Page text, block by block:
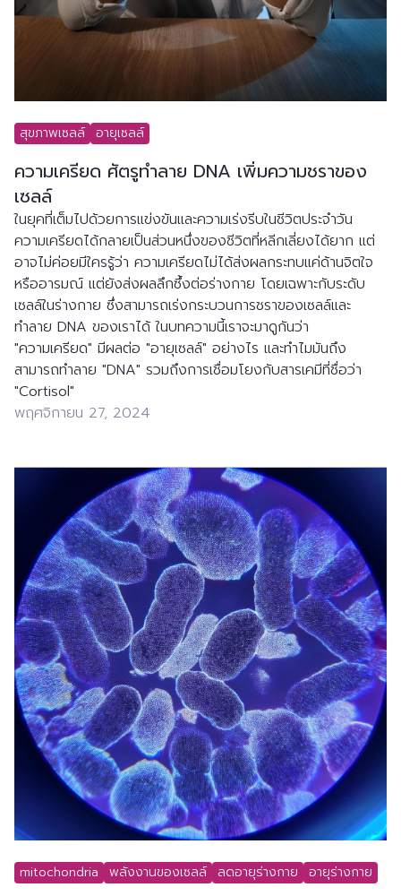
ความเครียด ศัตรูทำลาย DNA เพิ่มความชราของ
เซลล์
ในยุคที่เต็มไปด้วยการแข่งขันและความเร่งรีบในชีวิตประจำวัน
ความเครียดได้กลายเป็นส่วนหนึ่งของชีวิตที่หลีกเลี่ยงได้ยาก แต่
อาจไม่ค่อยมีใครรู้ว่า ความเครียดไม่ได้ส่งผลกระทบแค่ด้านจิตใจ
หรืออารมณ์ แต่ยังส่งผลลึกซึ้งต่อร่างกาย โดยเฉพาะกับระดับ
เซลล์ในร่างกาย ซึ่งสามารถเร่งกระบวนการชราของเซลล์และ
ทำลาย DNA ของเราได้ ในบทความนี้เราจะมาดูกันว่า
"ความเครียด" มีผลต่อ "อายุเซลล์" อย่างไร และทำไมมันถึง
สามารถทำลาย "DNA" รวมถึงการเชื่อมโยงกับสารเคมีที่ชื่อว่า
"Cortisol"
พฤศจิกายน 27, 2024
สุขภาพเซลล์ อายุเซลล์
mitochondria พลังงานของเซลล์ ลดอายุร่างกาย อายุร่างกาย